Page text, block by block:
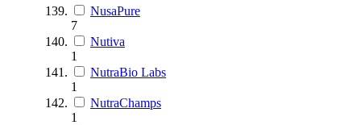
NusaPure
7
Nutiva
1
NutraBio Labs
1
NutraChamps
1